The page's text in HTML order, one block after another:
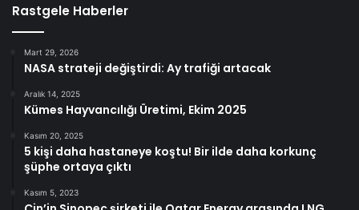
Rastgele Haberler
Mart 29, 2026
NASA strateji değiştirdi: Ay trafiği artacak
Aralık 14, 2025
Kümes Hayvancılığı Üretimi, Ekim 2025
Kasım 20, 2025
5 kişi daha hastaneye koştu! Bir ilde daha korkunç
şüphe ortaya çıktı
Kasım 5, 2023